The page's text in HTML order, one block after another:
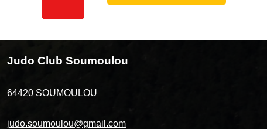
Judo Club Soumoulou
64420 SOUMOULOU
judo.soumoulou@gmail.com